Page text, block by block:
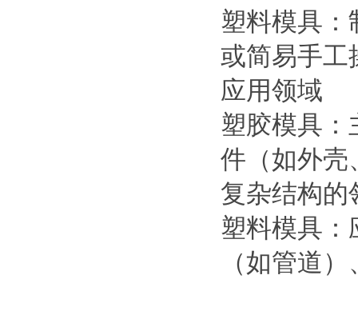
塑料模具：
或简易手工
应用领域
塑胶模具：
件（如外壳
复杂结构的
塑料模具：
（如管道